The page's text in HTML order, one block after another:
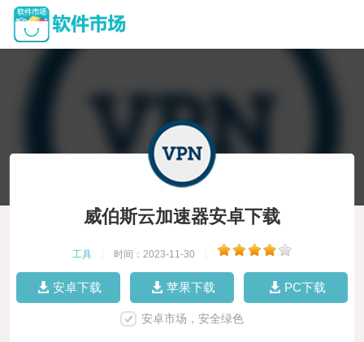
威伯斯云加速器安卓下载
工具 时间：2023-11-30
安卓下载 苹果下载 PC下载
安卓市场，安全绿色